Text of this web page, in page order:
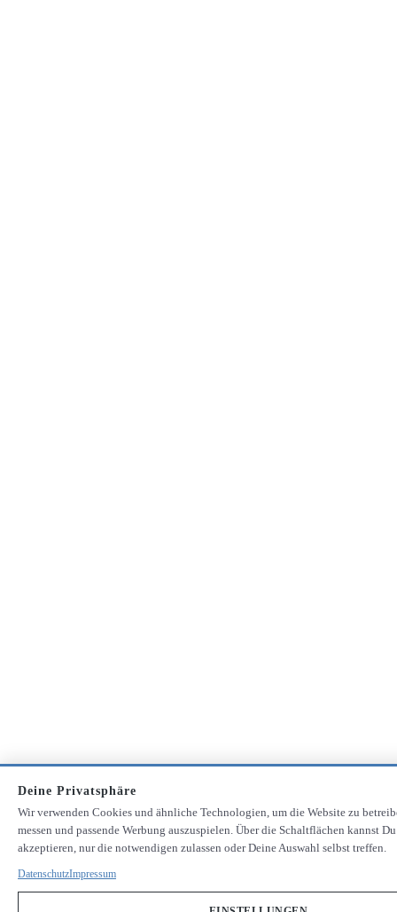
Deine Privatsphäre
Wir verwenden Cookies und ähnliche Technologien, um die Website zu
messen und passende Werbung auszuspielen. Über die Schaltflächen kannst
akzeptieren, nur die notwendigen zulassen oder Deine Auswahl selbst treffen.
DatenschutzImpressum